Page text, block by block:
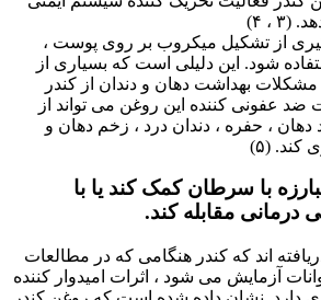
، ۴)
از تشکیل میکروب بر روی پوست ،
شود. این دلیلی است که بسیاری از
بهداشت دهان و دندان از کندر
ضد عفونی کننده این روغن می تواند از
دهان ، حفره ، دندان درد ، زخم دهان و
کند. (۵)
با سرطان کمک کند یا با
مقابله کند.
اند که کندر هنگامی که در مطالعات
آزمایش می شود ، اثرات امیدوار کننده